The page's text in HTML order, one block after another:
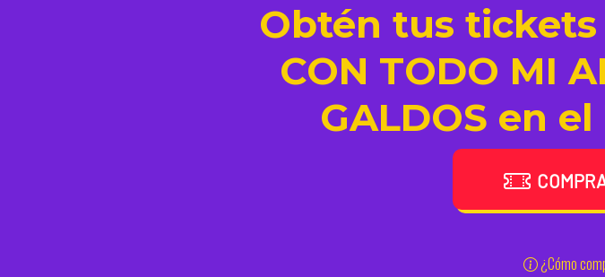
Obtén tus tickets
CON TODO MI
GALDOS en
¿Cómo